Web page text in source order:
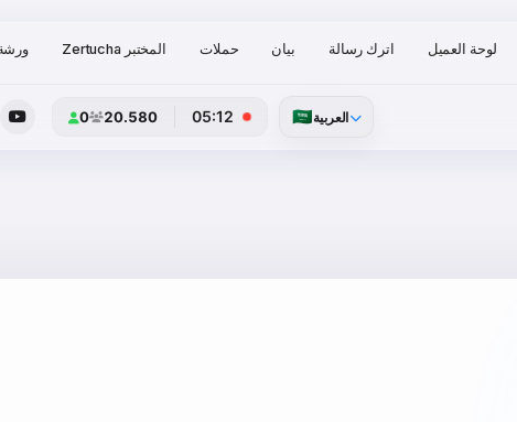
Zertucha المختبر حملات بيان اترك رسالة لوحة العميل
0 20.580 05:12 🇸🇦العربية